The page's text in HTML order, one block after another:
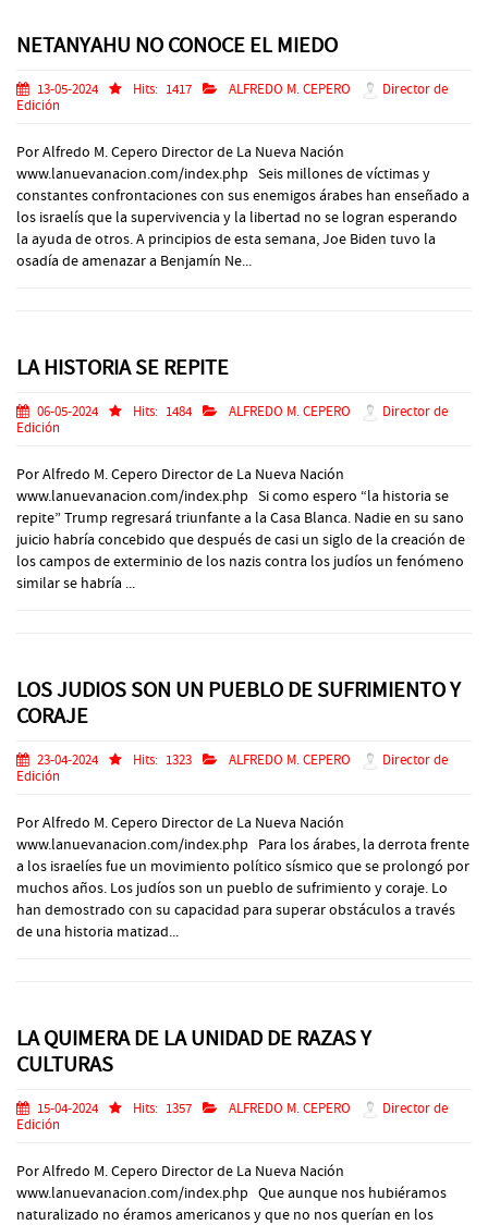
NETANYAHU NO CONOCE EL MIEDO
13-05-2024 Hits: 1417 ALFREDO M. CEPERO
Director de
Edición
Por Alfredo M. Cepero Director de La Nueva Nación
www.lanuevanacion.com/index.php Seis millones de víctimas y
constantes confrontaciones con sus enemigos árabes han enseñado a
los israelís que la supervivencia y la libertad no se logran esperando
la ayuda de otros. A principios de esta semana, Joe Biden tuvo la
osadía de amenazar a Benjamín Ne...
LA HISTORIA SE REPITE
06-05-2024 Hits: 1484 ALFREDO M. CEPERO
Director de
Edición
Por Alfredo M. Cepero Director de La Nueva Nación
www.lanuevanacion.com/index.php Si como espero “la historia se
repite” Trump regresará triunfante a la Casa Blanca. Nadie en su sano
juicio habría concebido que después de casi un siglo de la creación de
los campos de exterminio de los nazis contra los judíos un fenómeno
similar se habría ...
LOS JUDIOS SON UN PUEBLO DE SUFRIMIENTO Y
CORAJE
23-04-2024 Hits: 1323 ALFREDO M. CEPERO
Director de
Edición
Por Alfredo M. Cepero Director de La Nueva Nación
www.lanuevanacion.com/index.php Para los árabes, la derrota frente
a los israelíes fue un movimiento político sísmico que se prolongó por
muchos años. Los judíos son un pueblo de sufrimiento y coraje. Lo
han demostrado con su capacidad para superar obstáculos a través
de una historia matizad...
LA QUIMERA DE LA UNIDAD DE RAZAS Y
CULTURAS
15-04-2024 Hits: 1357 ALFREDO M. CEPERO
Director de
Edición
Por Alfredo M. Cepero Director de La Nueva Nación
www.lanuevanacion.com/index.php Que aunque nos hubiéramos
naturalizado no éramos americanos y que no nos querían en los